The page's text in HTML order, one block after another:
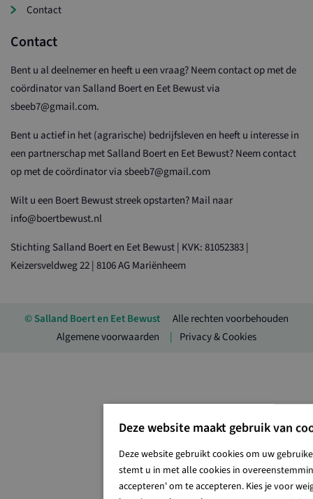
Contact
Contact
Bent u al deelnemer en heeft u een vraag? Neem contact op met de
coördinator van Salland Boert en Eet Bewust via
sbeeb7@gmail.com.
Bent u actief in het (agrarische) bedrijfsleven en heeft u interesse in
een partnerschap met Salland Boert en Eet Bewust? Neem contact
op met de coördinator via sbeeb7@gmail.com
Wilt u een Boert Bewust streek opstarten? Mail naar
info@boertbewust.nl
Stichting Salland Boert en Eet Bewust | KVK: 81052383 |
Keizersveldweg 22 | 8106 AG Mariënheem
© Salland Boert en Eet Bewust
Alle rechten voorbehouden
Algemene voorwaarden
Privacy & Cookies
Deze website maakt gebruik van
Deze website gebruikt cookies om uw
stemt u in met alle cookies in
accepteren' om te accepteren. Kies je voor